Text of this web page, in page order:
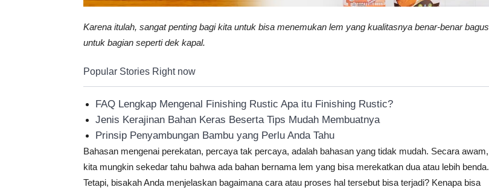
Karena itulah, sangat penting bagi kita untuk bisa menemukan lem yang kualitasnya benar-benar bagus
untuk bagian seperti dek kapal.
Popular Stories Right now
FAQ Lengkap Mengenal Finishing Rustic Apa itu Finishing Rustic?
Jenis Kerajinan Bahan Keras Beserta Tips Mudah Membuatnya
Prinsip Penyambungan Bambu yang Perlu Anda Tahu
Bahasan mengenai perekatan, percaya tak percaya, adalah bahasan yang tidak mudah. Secara awam,
kita mungkin sekedar tahu bahwa ada bahan bernama lem yang bisa merekatkan dua atau lebih benda.
Tetapi, bisakah Anda menjelaskan bagaimana cara atau proses hal tersebut bisa terjadi? Kenapa bisa